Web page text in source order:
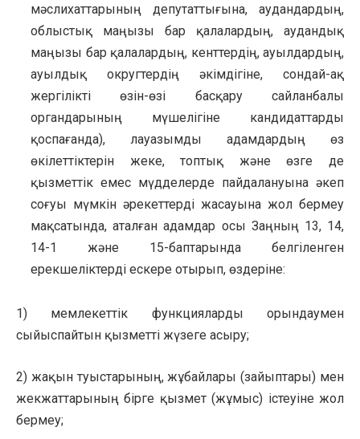
мәслихаттарының депутаттығына, аудандардың,
облыстық маңызы бар қалалардың, аудандық
маңызы бар қалалардың, кенттердің, ауылдардың,
ауылдық округтердің әкімдігіне, сондай-ақ
жергілікті өзін-өзі басқару сайланбалы
органдарының мүшелігіне кандидаттарды
қоспағанда), лауазымды адамдардың өз
өкілеттіктерін жеке, топтық және өзге де
қызметтік емес мүдделерде пайдалануына әкеп
соғуы мүмкін әрекеттерді жасауына жол бермеу
мақсатында, аталған адамдар осы Заңның 13, 14,
14-1 және 15-баптарында белгіленген
ерекшеліктерді ескере отырып, өздеріне:
1) мемлекеттік функцияларды орындаумен
сыйыспайтын қызметті жүзеге асыру;
2) жақын туыстарының, жұбайлары (зайыптары) мен
жекжаттарының бірге қызмет (жұмыс) істеуіне жол
бермеу;